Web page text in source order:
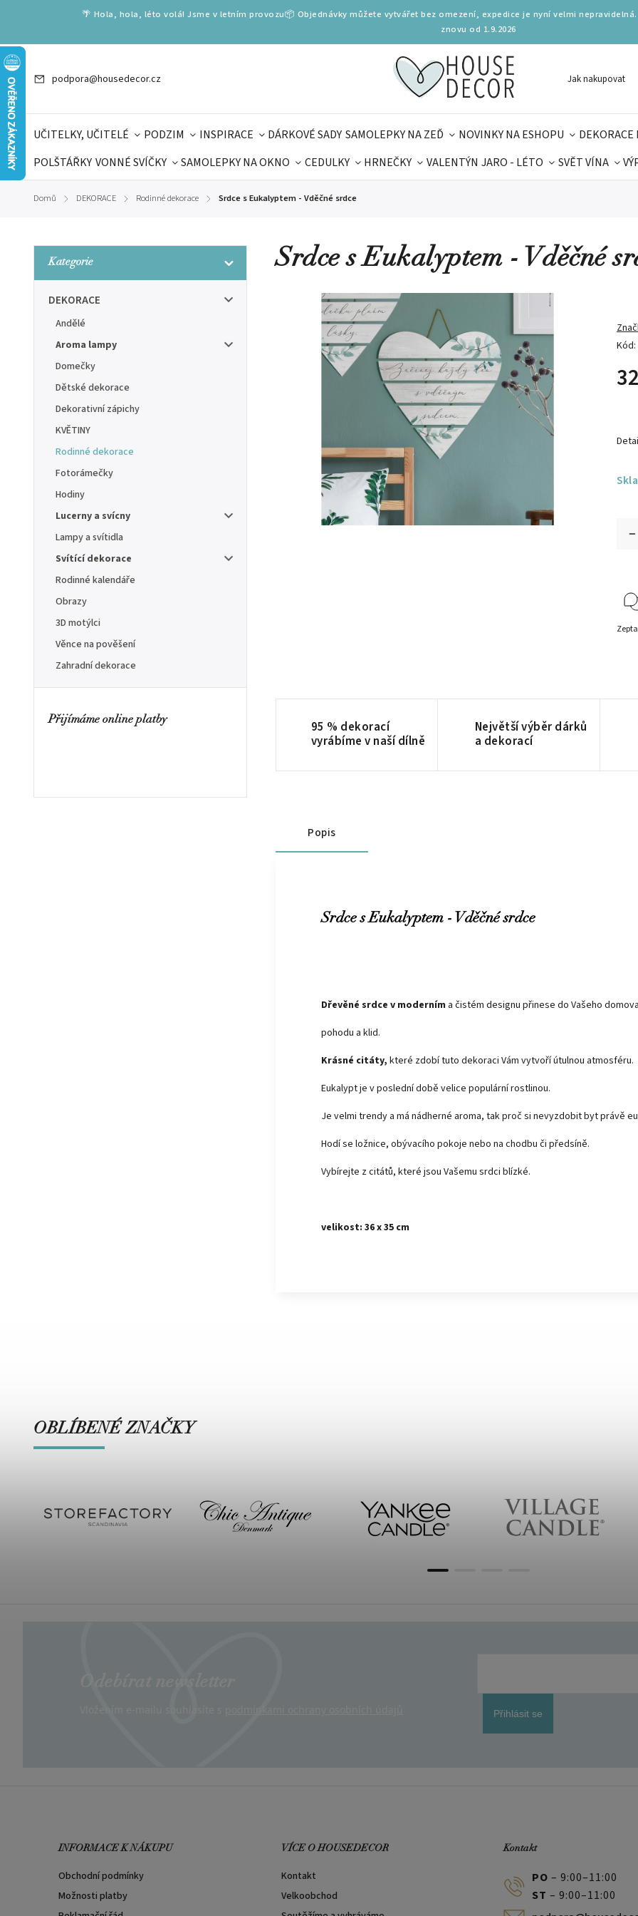
🌴 Hola, hola, léto volá! Jsme v letním provozu📦 Objednávky můžete vytvářet bez omezení, expedice je nyní velmi
znovu od 1.9.2026
podpora@housedecor.cz Jak nakupovat
UČITELKY, UČITELÉ PODZIM INSPIRACE DÁRKOVÉ SADY SAMOLEPKY NA ZEĎ NOVINKY NA ESHOPU DEKORACE
POLŠTÁŘKY VONNÉ SVÍČKY SAMOLEPKY NA OKNO CEDULKY HRNEČKY VALENTÝN JARO - LÉTO SVĚT VÍNA
Domů / DEKORACE / Rodinné dekorace / Srdce s Eukalyptem - Vděčné srdce
Kategorie
DEKORACE
Andělé
Aroma lampy
Domečky
Dětské dekorace
Dekorativní zápichy
KVĚTINY
Rodinné dekorace
Fotorámečky
Hodiny
Lucerny a svícny
Lampy a svítidla
Svítící dekorace
Rodinné kalendáře
Obrazy
3D motýlci
Věnce na pověšení
Zahradní dekorace
Přijímáme online platby
Srdce s Eukalyptem - Vděčné
Kód:
95 % dekorací
vyrábíme v naší dílně
Největší výběr dárků
a dekorací
Popis
Srdce s Eukalyptem - Vděčné srdce
Dřevěné srdce v moderním a čistém designu přinese do Vašeho domova
pohodu a klid.
Krásné citáty, které zdobí tuto dekoraci Vám vytvoří útulnou atmosféru.
Eukalypt je v poslední době velice populární rostlinou.
Je velmi trendy a má nádherné aroma, tak proč si nevyzdobit byt právě
Hodí se ložnice, obývacího pokoje nebo na chodbu či předsíně.
Vybírejte z citátů, které jsou Vašemu srdci blízké.
velikost: 36 x 35 cm
OBLÍBENÉ ZNAČKY
Přihlásit se
INFORMACE K NÁKUPU
Obchodní podmínky
Možnosti platby
VÍCE O HOUSEDECOR
Kontakt
Velkoobchod
Kontakt
PO – 9:00–11:00
ST – 9:00–11:00